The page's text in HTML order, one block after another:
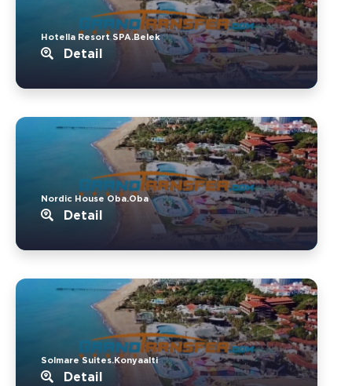
Hotella Resort SPA.Belek
Detail
Nordic House Oba.Oba
Detail
Solmare Suites.Konyaalti
Detail